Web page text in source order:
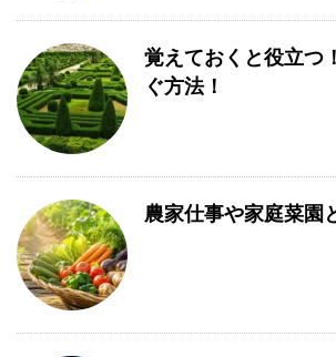
覚えておくと役立つ
ぐ方法！
農家仕事や家庭菜園